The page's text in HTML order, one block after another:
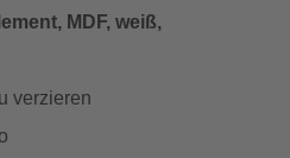
MDF, weiß,
verzieren